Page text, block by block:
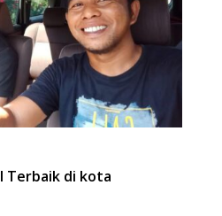
Terbaik di kota